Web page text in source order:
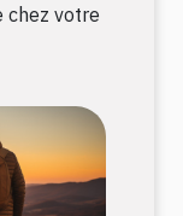
chez votre